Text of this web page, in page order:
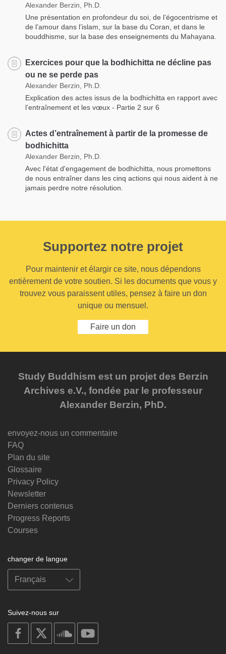
Alexander Berzin, Ph.D.
Une présentation en profondeur du soi, de l’égocentrisme et
de l’amour dans l’islam, sur la base du Coran, et dans le
bouddhisme, sur la base des enseignements du Mahayana.
Exercices pour que la bodhichitta ne décline pas
ou ne se perde pas
Alexander Berzin, Ph.D.
Explication des actes issus de la bodhichitta en rapport avec
l’entraînement et les vœux - Partie 2 sur 6
Actes d’entraînement à partir de la promesse de
bodhichitta
Alexander Berzin, Ph.D.
Avec l'état d'engagement de bodhichitta, nous promettons
de nous entraîner dans les cinq actions qui nous aident à ne
jamais perdre notre résolution.
Supportez notre projet
Pour maintenir et élargir ce site, nous dépendons
entièrement de votre soutien. Si les documents que vous y
trouvez vous paraissent utiles, pensez à faire un don
unique ou mensuel.
Faire un don
Study Buddhism est un projet des Berzin
Archives e.V., fondée par le professeur
Alexander Berzin, PhD.
envoyez-nous un commentaire
FAQ
Plan du site
Glossaire
Privacy Policy
Newsletter
Derniers contenus
Progress Reports
Courses
changer de langue
Suivez-nous sur
on
facebook
soundcloud